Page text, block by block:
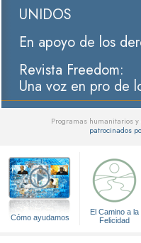
UNIDOS
En apoyo de los
Revista Freedom:
Una voz en pro de
Programas humanitarios
patrocinados
Cómo ayudamos
El Camino a la
Felicidad